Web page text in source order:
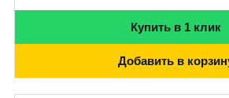
Купить в 1 клик
Добавить в